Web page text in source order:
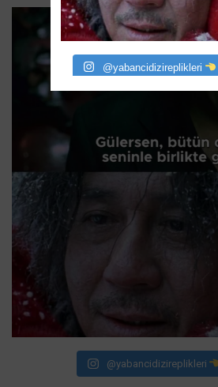
@yabancidizireplikleri
@yabancidizireplikleri